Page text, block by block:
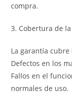
compra.
3. Cobertura de
La garantía cubre
Defectos en los
Fallos en el
normales de uso.